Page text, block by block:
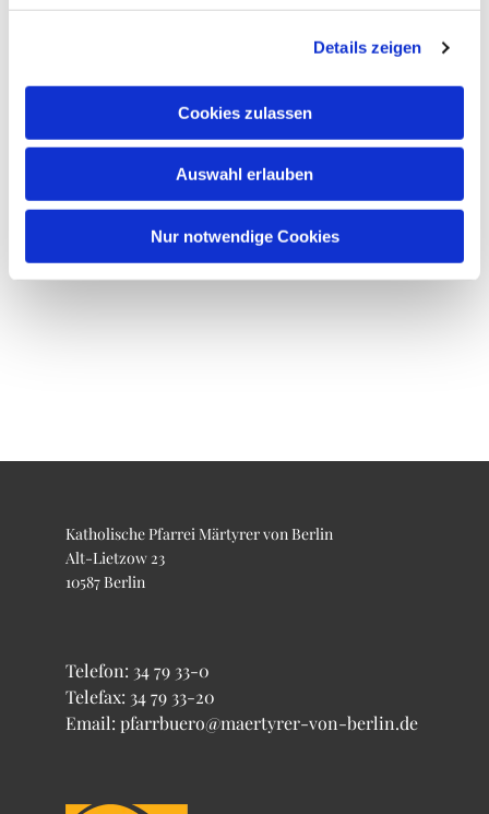
Details zeigen
Cookies zulassen
Auswahl erlauben
Nur notwendige Cookies
Katholische Pfarrei Märtyrer von Berlin
Alt-Lietzow 23
10587 Berlin
Telefon: 34 79 33-0
Telefax: 34 79 33-20
Email: pfarrbuero@maertyrer-von-berlin.de